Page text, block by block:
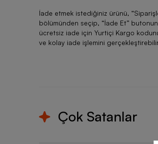
İade etmek istediğiniz ürünü, “
bölümünden seçip, “İade Et”
ücretsiz iade için Yurtiçi Kargo
ve kolay iade işlemini
Çok Satanlar